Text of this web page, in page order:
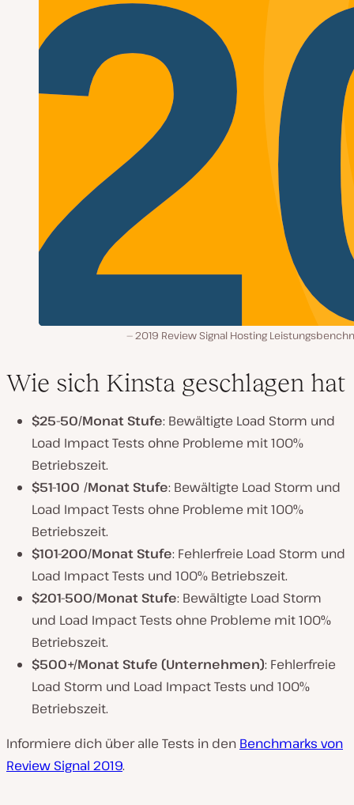
2019 Review Signal Hosting
Wie sich Kinsta geschlagen hat
$25-50/Monat Stufe: Bewältigte Load Storm und
Load Impact Tests ohne Probleme mit 100%
Betriebszeit.
$51-100 /Monat Stufe: Bewältigte Load Storm und
Load Impact Tests ohne Probleme mit 100%
Betriebszeit.
$101-200/Monat Stufe: Fehlerfreie Load Storm und
Load Impact Tests und 100% Betriebszeit.
$201-500/Monat Stufe: Bewältigte Load Storm
und Load Impact Tests ohne Probleme mit 100%
Betriebszeit.
$500+/Monat Stufe (Unternehmen): Fehlerfreie
Load Storm und Load Impact Tests und 100%
Betriebszeit.
Informiere dich über alle Tests in den Benchmarks von
Review Signal 2019.